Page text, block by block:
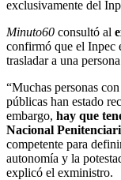
exclusivamente del
Minuto60 consultó al
confirmó que el Inpec
trasladar a una
“Muchas personas
públicas han estado
embargo, hay que
Nacional
competente para
autonomía y la
explicó el exministro.